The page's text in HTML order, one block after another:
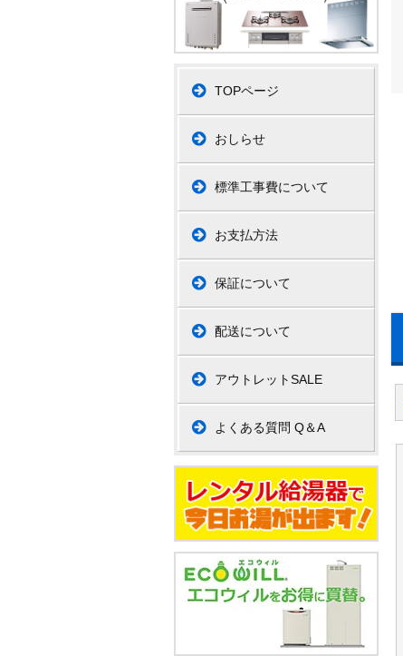
TOPページ
おしらせ
標準工事費について
お支払方法
保証について
配送について
アウトレットSALE
よくある質問 Q＆A